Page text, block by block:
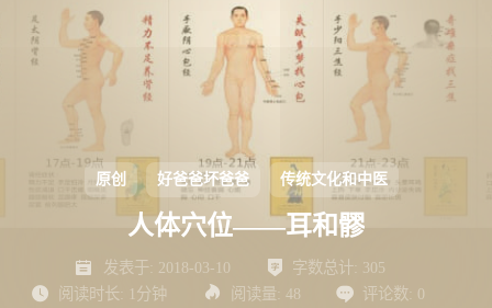
D 深色/浅色显示模式
S 站内搜索
H 返回首页
L 友链页面
原创 好爸爸坏爸爸 传统文化和中医
人体穴位——耳和髎
发表于: 2018-03-10 字数总计: 305
阅读时长: 1分钟 阅读量: 48 评论数: 0